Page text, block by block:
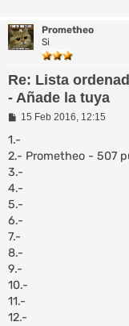
Prometheo
Si
Re: Lista
- Añade la tuya
M
n
a
j
15 Feb 2016, 12:15
1.-
2.- Prometheo - 507
3.-
4.-
5.-
6.-
7.-
8.-
9.-
10.-
11.-
12.-